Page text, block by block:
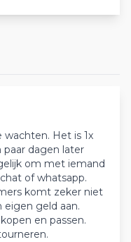
Het is 1x
dagen later
om met iemand
of whatsapp.
komt zeker niet
eigen geld aan.
en passen.